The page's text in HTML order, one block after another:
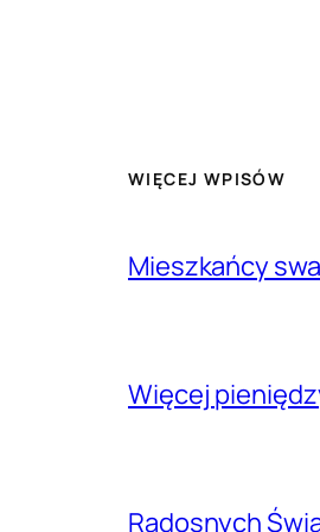
WIĘCEJ WPISÓW
Mieszkańcy
Więcej
Radosnych